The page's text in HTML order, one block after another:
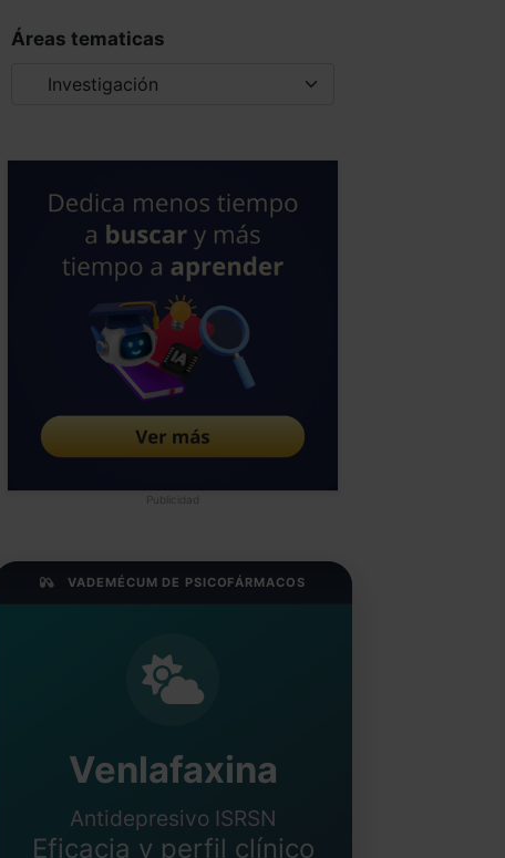
Áreas tematicas
Publicidad
VADEMÉCUM DE PSICOFÁRMACOS
Venlafaxina
Antidepresivo ISRSN
Eficacia y perfil clínico